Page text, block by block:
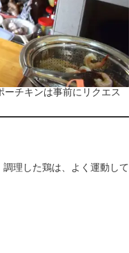
チキンは事前にリクエス
理した鶏は、よく運動して